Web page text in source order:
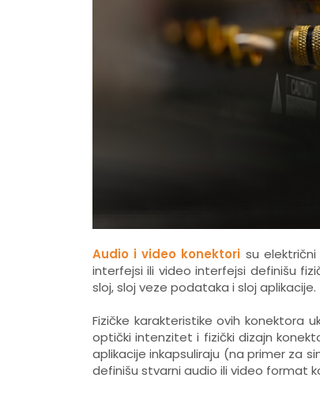
Audio i video konektori su
interfejsi ili video interfejsi definišu
sloj, sloj veze podataka i sloj aplikacije.
Fizičke karakteristike ovih konektora
optički intenzitet i fizički dizajn
aplikacije inkapsuliraju (na primer za
definišu stvarni audio ili video format